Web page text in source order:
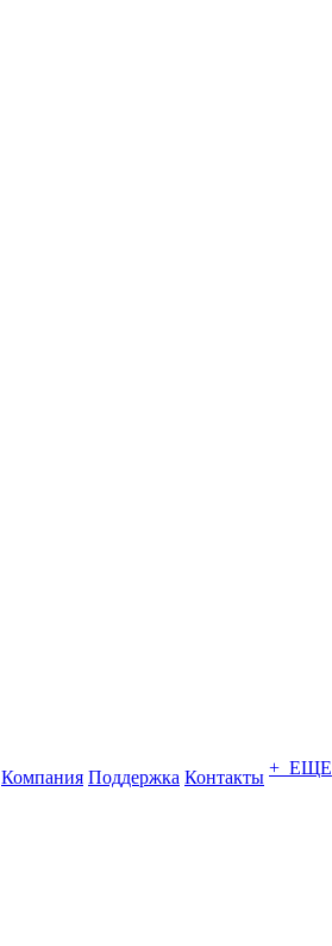
Компания Поддержка Контакты + ЕЩЕ